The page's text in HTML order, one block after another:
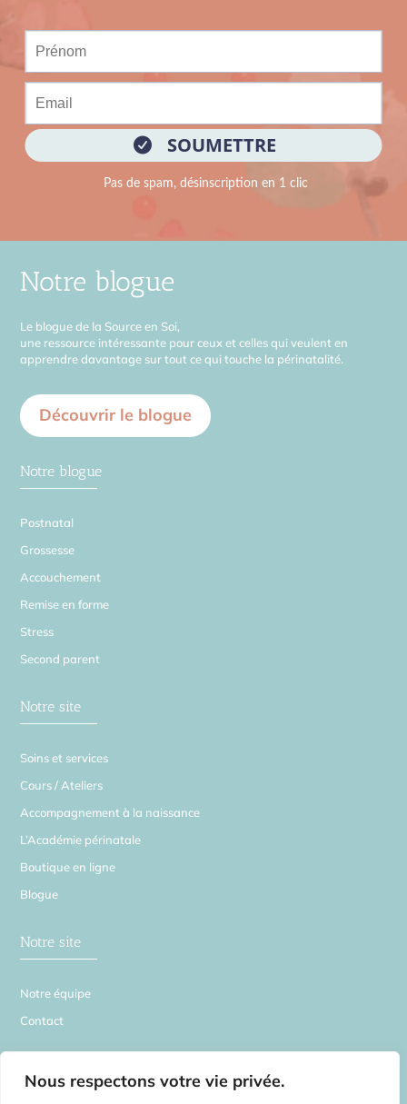
Nous respectons votre vie privée.
Notre blogue
Le blogue de la Source en Soi,
une ressource intéressante pour ceux et celles qui veulent en
apprendre davantage sur tout ce qui touche la périnatalité.
Découvrir le blogue
Notre blogue
Postnatal
Grossesse
Accouchement
Remise en forme
Stress
Second parent
Notre site
Soins et services
Cours / Ateliers
Accompagnement à la naissance
L’Académie périnatale
Boutique en ligne
Blogue
Notre site
Notre équipe
Contact